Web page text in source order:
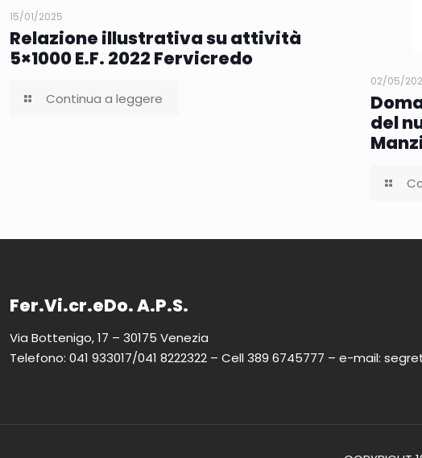
15/01/2025
Relazione illustrativa su attività
5×1000 E.F. 2022 Fervicredo
Continua a leggere
02/05/
del
Fer.Vi.cr.eDo. A.P.S.
Via Bottenigo, 17 – 30175 Venezia
Telefono: 041 933017/041 8222322 – Cell 389 6745777 – e-mail: